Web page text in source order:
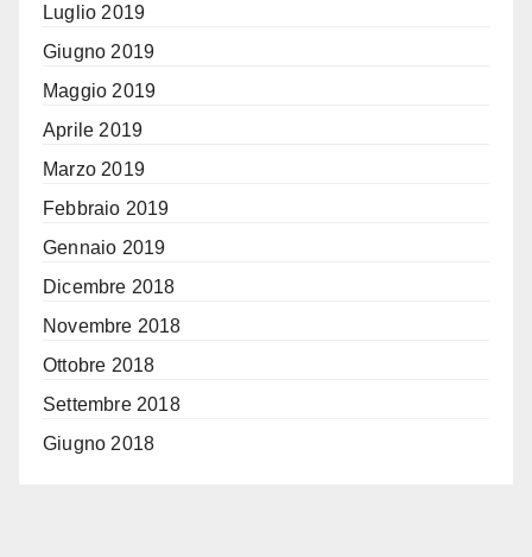
Luglio 2019
Giugno 2019
Maggio 2019
Aprile 2019
Marzo 2019
Febbraio 2019
Gennaio 2019
Dicembre 2018
Novembre 2018
Ottobre 2018
Settembre 2018
Giugno 2018